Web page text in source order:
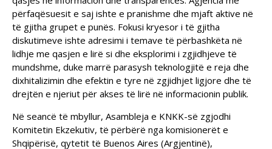
përfaqësuesit e saj ishte e pranishme dhe mjaft aktive në
të gjitha grupet e punës. Fokusi kryesor i të gjitha
diskutimeve ishte adresimi i temave të përbashkëta në
lidhje me qasjen e lirë si dhe eksplorimi i zgjidhjeve të
mundshme, duke marrë parasysh teknologjitë e reja dhe
dixhitalizimin dhe efektin e tyre në zgjidhjet ligjore dhe të
drejtën e njeriut për akses të lirë në informacionin publik.
Në seancë të mbyllur, Asambleja e KNKK-së zgjodhi
Komitetin Ekzekutiv, të përbërë nga komisionerët e
Shqipërisë, qytetit të Buenos Aires (Argjentinë),